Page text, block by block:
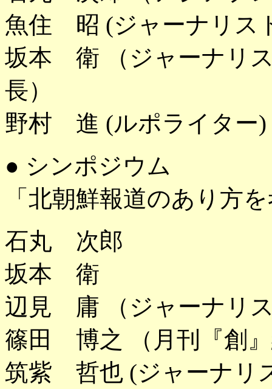
魚住 昭 (ジャーナリス
坂本 衛 （ジャーナリ
長）
野村 進 (ルポライター)
● シンポジウム
「北朝鮮報道のあり方
石丸 次郎
坂本 衛
辺見 庸 （ジャーナリ
篠田 博之 （月刊『創
筑紫 哲也 (ジャーナリ